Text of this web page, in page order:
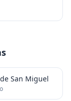
San Miguel